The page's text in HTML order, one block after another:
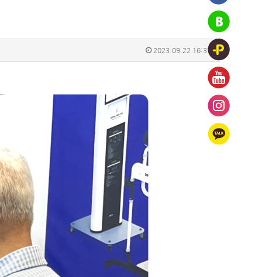
2023.09.22 16:37